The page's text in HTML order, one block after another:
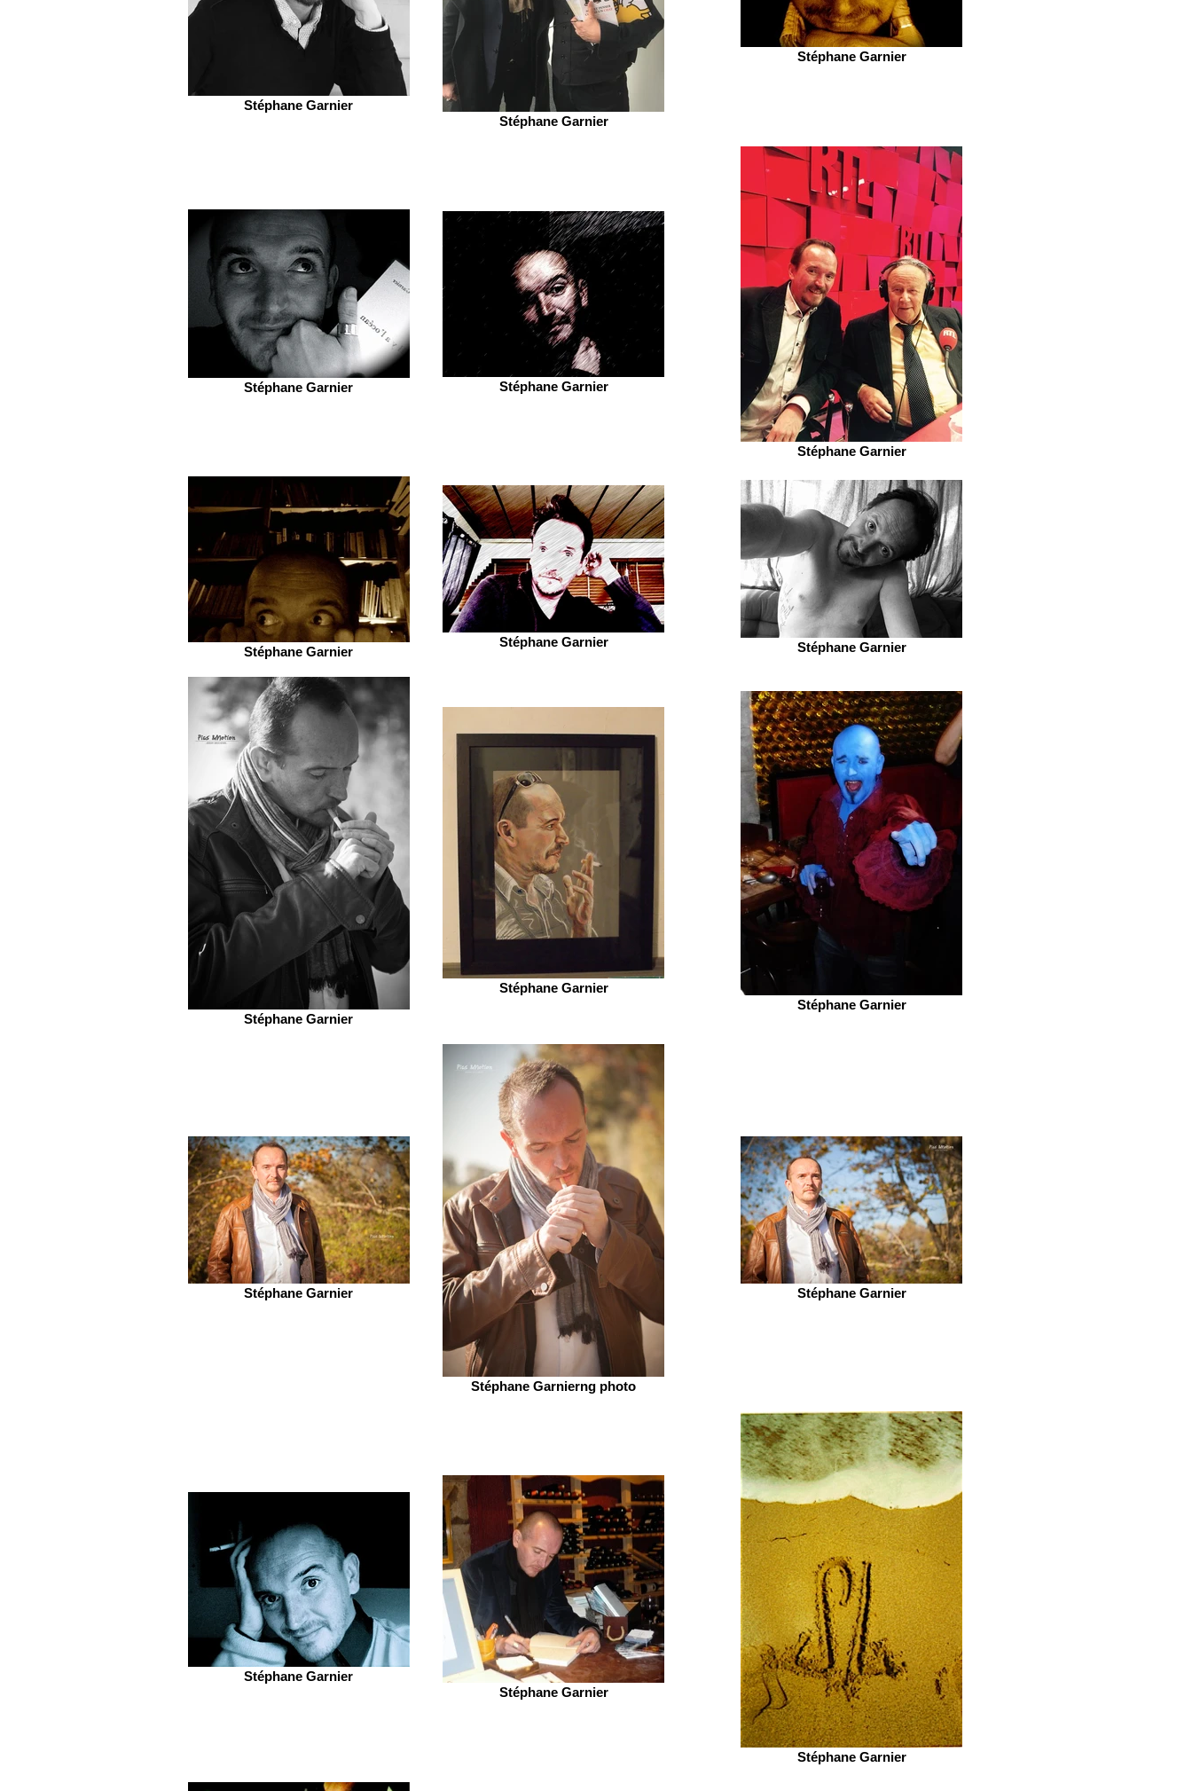
Stéphane Garnier
Stéphane Garnier
Stéphane Garnier
Stéphane Garnier Stéphane Garnier
Stéphane Garnier
Stéphane Garnier
Stéphane Garnier Stéphane Garnier
Stéphane Garnier
Stéphane Garnier
Stéphane Garnier
Stéphane Garnier
Stéphane Garnierng photo
Stéphane Garnier
Stéphane Garnier
Stéphane Garnier
Stéphane Garnier